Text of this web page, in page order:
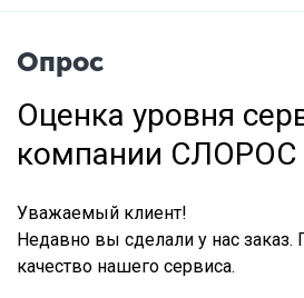
Опрос